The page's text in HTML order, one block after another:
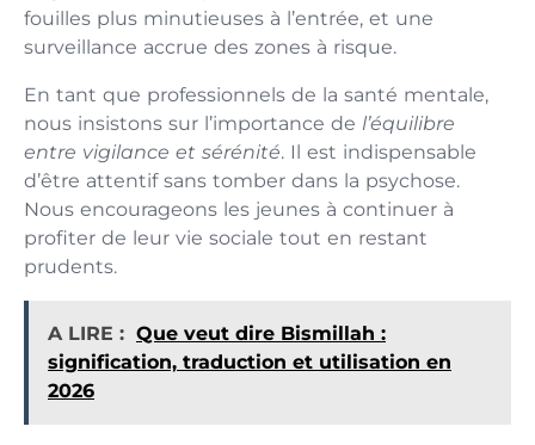
fouilles plus minutieuses à l’entrée, et une
surveillance accrue des zones à risque.
En tant que professionnels de la santé mentale,
nous insistons sur l’importance de l’équilibre
entre vigilance et sérénité. Il est indispensable
d’être attentif sans tomber dans la psychose.
Nous encourageons les jeunes à continuer à
profiter de leur vie sociale tout en restant
prudents.
A LIRE : Que veut dire Bismillah :
signification, traduction et utilisation en
2026